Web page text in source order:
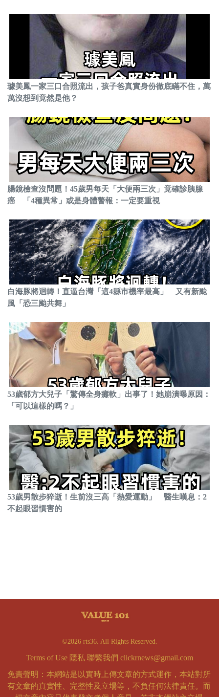
璩美鳳一家三口合照流出，孩子爸真實身份徹底瞞不住，萬
萬沒想到竟然是他？
腸鏡檢查沒問題！45歲男每天「大便兩三次」竟確診胰腺
癌 「4種異常」或是身體警報：一定要重視
白海豚將迴轉！直逼台灣「這4縣市機率最高」 又有新颱
風「恐三颱共舞」
53歲郁方大兒子「驚傳全身癱軟」出事了！她崩潰曝原因：
「可以這樣的嗎？」
53歲男散步猝逝！生前沒三高「熱愛運動」 醫生嘆息：2
不起眼習慣害的
©2026 rts36. All Rights Reserved.
Terms of Use 隱私 聯繫我們 clickrnews@gmail.com
免責聲明：本網站是以實時上傳文章的方式運作，本站對所
有文章的真實性、完整性及立場等，不負任何法律責任。而